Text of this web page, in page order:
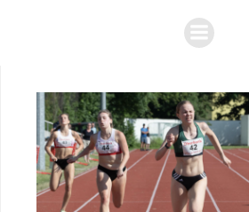
Inhalt
springen